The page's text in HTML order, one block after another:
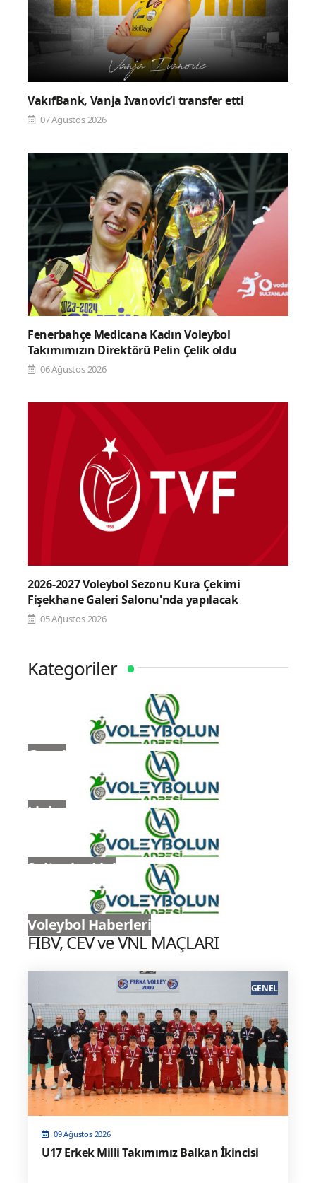
VakıfBank, Vanja Ivanovic’i transfer etti
07 Ağustos 2026
Fenerbahçe Medicana Kadın Voleybol
Takımımızın Direktörü Pelin Çelik oldu
06 Ağustos 2026
2026-2027 Voleybol Sezonu Kura Çekimi
Fişekhane Galeri Salonu'nda yapılacak
05 Ağustos 2026
Kategoriler
Genel
Ligler
Sultanlar Ligi
Voleybol Haberleri
FIBV, CEV ve VNL MAÇLARI
09 Ağustos 2026
U17 Erkek Milli Takımımız Balkan İkincisi
GENEL